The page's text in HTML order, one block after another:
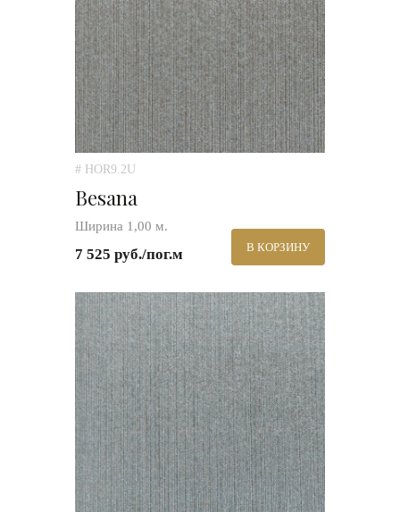
# HOR9.2U
Besana
Ширина 1,00 м.
7 525 руб./пог.м В КОРЗИНУ